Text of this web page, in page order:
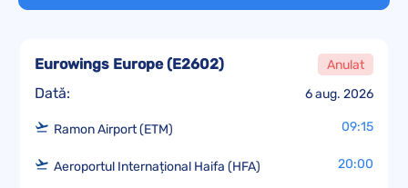
Dată: 6 aug. 2026
Eurowings Europe(E2602) Anulat
Ramon Airport (ETM) 09:15
Aeroportul Internațional Haifa (HFA) 20:00